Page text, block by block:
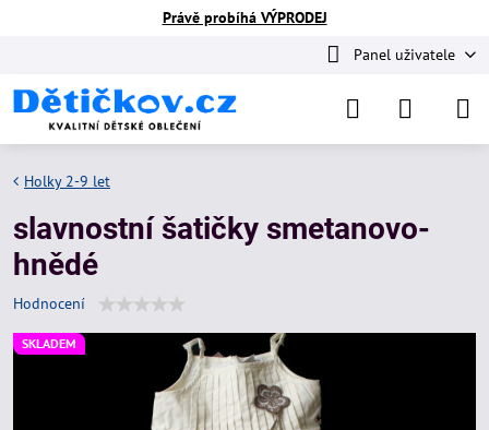
Právě probíhá VÝPRODEJ
Panel uživatele
SKLADEM
Holky 2-9 let
slavnostní šatičky smetanovo-
hnědé
Hodnocení